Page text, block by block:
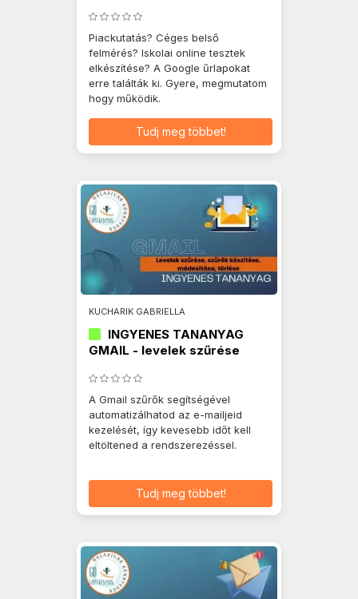
Piackutatás? Céges belső
felmérés? Iskolai online tesztek
elkészítése? A Google űrlapokat
erre találták ki. Gyere, megmutatom
hogy működik.
Tudj meg többet!
KUCHARIK GABRIELLA
INGYENES TANANYAG
GMAIL - levelek szűrése
A Gmail szűrők segítségével
automatizálhatod az e-mailjeid
kezelését, így kevesebb időt kell
eltöltened a rendszerezéssel.
Tudj meg többet!